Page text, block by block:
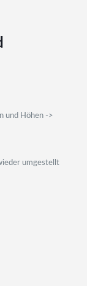
und Höhen ->
umgestellt